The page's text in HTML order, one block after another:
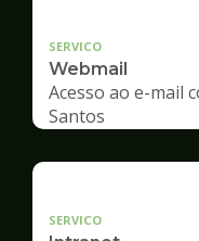
SERVICO
Webmail
Acesso ao e-mail
Santos
SERVICO